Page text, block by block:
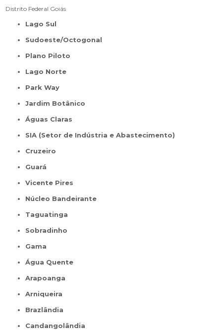
Distrito Federal Goiás
Lago Sul
Sudoeste/Octogonal
Plano Piloto
Lago Norte
Park Way
Jardim Botânico
Águas Claras
SIA (Setor de Indústria e Abastecimento)
Cruzeiro
Guará
Vicente Pires
Núcleo Bandeirante
Taguatinga
Sobradinho
Gama
Água Quente
Arapoanga
Arniqueira
Brazlândia
Candangolândia